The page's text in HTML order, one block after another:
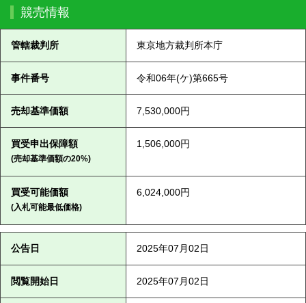
競売情報
管轄裁判所 東京地方裁判所本庁
事件番号 令和06年(ケ)第665号
売却基準価額 7,530,000円
買受申出保障額
(売却基準価額の20%)
1,506,000円
買受可能価額
(入札可能最低価格)
6,024,000円
公告日 2025年07月02日
閲覧開始日 2025年07月02日